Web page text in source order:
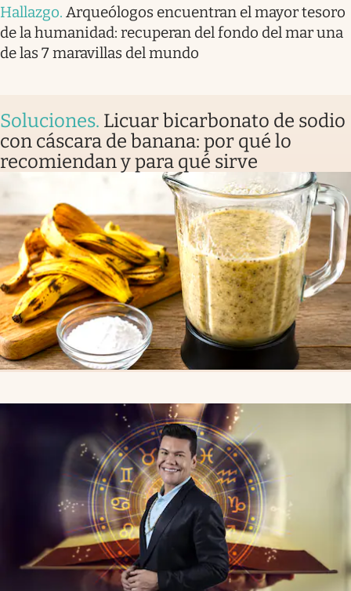
Hallazgo. Arqueólogos encuentran el mayor tesoro
de la humanidad: recuperan del fondo del mar una
de las 7 maravillas del mundo
Soluciones. Licuar bicarbonato de sodio
con cáscara de banana: por qué lo
recomiendan y para qué sirve